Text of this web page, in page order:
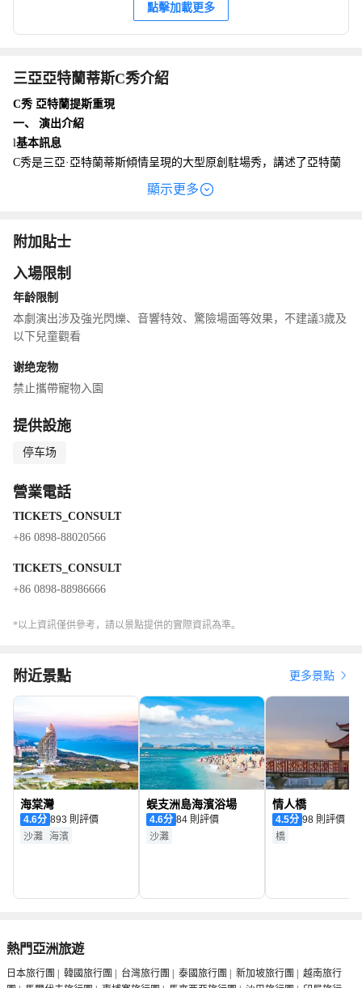
點擊加載更多
三亞亞特蘭蒂斯C秀介紹
C秀 亞特蘭提斯重現
一、 演出介紹
l基本訊息
C秀是三亞·亞特蘭蒂斯傾情呈現的大型原創駐場秀，講述了亞特蘭
蒂斯王國在七海聯盟慶典前夕突陷危機，以阿特拉斯王子為首的七
下花遊、高空特技、海洋生物互動等元素，運用人屏互動、仿生機
視覺饗宴。
l劇情背景概述
典。然而，一場蓄謀已久的陰謀悄悄降臨，王國陷入史無前例的危
機。七海首領們背負使命，異能全開踏上征途，穿越冰川、深淵與
未知海域，尋找傳說中的神器三叉戟，拯救瀕臨毀滅的文明......
l主要角色概述
尊敬，擁有王權象徵的波塞冬三叉戟；特殊能力：時光倒流/劈開海
水（Time Reversal/Splitting the Sea）。
Ø 人魚星娜（Seana）：溫柔善良，擁有美妙的歌聲和優雅的氣質，
以歌聲傳遞情感；特殊能力：帶來生機/召喚生物
（Lifebringer/Summoning Creatures）。
善於思考，性格內斂但不失活力，內心充滿對弱小生命的關愛；特
殊能力：音波振動/寒冰（Soundwave Vibration/Ice Manipulation）。
Ø 水母歐若拉（Aurora）：靈動活潑，充滿夢幻與浪漫情懷，心地
Ø 鯊魚坦克（Tank）：外表略顯呆萌憨厚，內心卻蘊藏無限力量，
個性單純質樸；特殊能力：控制雷電（Lightning Control）。
周圍人的情緒；特殊能力：月光引潮（Moonlight Tides）。
遠；特殊能力：預測/觸手/變形/火焰
Ø 叛逆者克拉肯（Kraken）：章魚家族的叛逆者，體型巨大，具有
強大的觸手力量與精神控制力，曾預言七海即將面臨隕落危機，因
此被逐出七海，在深淵藏身。
二、 演出亮點
l全新原創故事
傳說中的亞特蘭提斯文明，跨越千年的神秘海洋文化在C秀重現。
沉浸式舞美體驗
水陸空3D立體舞台：蓄7,000立方公尺天然海水打造水舞台、40公尺
仿生機械裝置：巨型章魚觸手從天而降、懸浮海藻林隨風搖曳、發
聲光電全域連結：燈光隨劇情流轉，音效定位環繞，觀眾席暗藏機
裸眼3D紗幕：打通不同次元關係，延展動物演員互動，拓展舞台視
顯示更多
附加貼士
入場限制
年龄限制
本劇演出涉及強光閃爍、音響特效、驚險場面等效果，不建議3歲及
以下兒童觀看
谢绝宠物
禁止攜帶寵物入園
提供設施
停车场
營業電話
TICKETS_CONSULT
+86 0898-88020566
TICKETS_CONSULT
+86 0898-88986666
*以上資訊僅供參考，請以景點提供的實際資訊為準。
附近景點 更多景點
海棠灣
4.6分
893 則評價
沙灘 海濱
蜈支洲島海濱浴場
4.6分
84 則評價
沙灘
情人橋
4.5分
98 則評價
橋
熱門亞洲旅遊
日本旅行團 | 韓國旅行團 | 台灣旅行團 | 泰國旅行團 | 新加坡旅行團 | 越南旅行